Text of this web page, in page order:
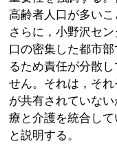
高齢者人口が多い
さらに，小野沢セ
口の密集した都市
るため責任が分散
せん。それは，そ
が共有されていな
療と介護を統合して
と説明する。